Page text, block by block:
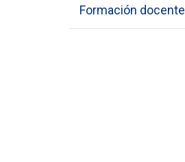
Formación docente